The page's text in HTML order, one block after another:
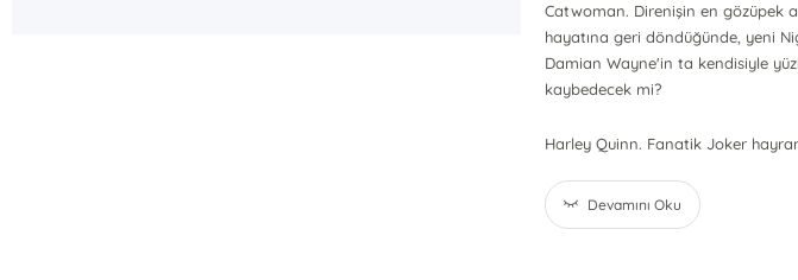
Catwoman. Direnişin en gözüpek
hayatına geri döndüğünde, yeni
Damian Wayne'in ta kendisiyle
kaybedecek mi?
Harley Quinn. Fanatik Joker
Devamını Oku